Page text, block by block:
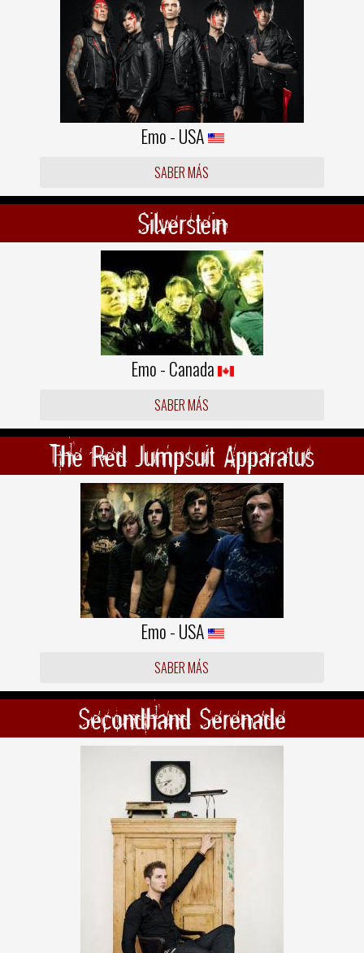
Emo - USA
SABER MÁS
Silverstein
Emo - Canada
SABER MÁS
The Red Jumpsuit Apparatus
Emo - USA
SABER MÁS
Secondhand Serenade